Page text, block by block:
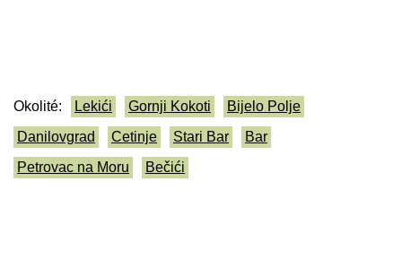
Okolité: Lekići Gornji Kokoti
Bijelo Polje
Danilovgrad
Cetinje Stari Bar
Bar
Petrovac na Moru
Bečići